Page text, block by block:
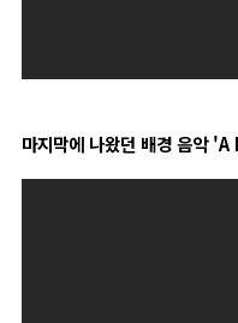
마지막에 나왔던 배경 음악